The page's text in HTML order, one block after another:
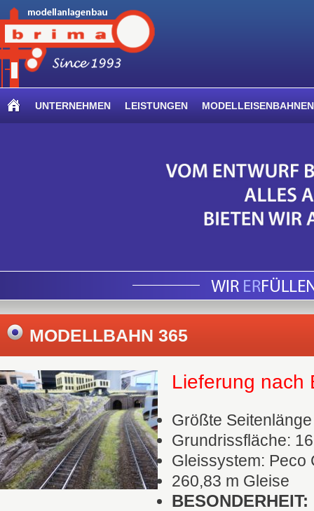
UNTERNEHMEN LEISTUNGEN MODELLEISENBAHNEN
MODELLBAHN 365
Lieferung
Größte
Grundrissfläche:
Gleissystem: Peco
260,83 m Gleise